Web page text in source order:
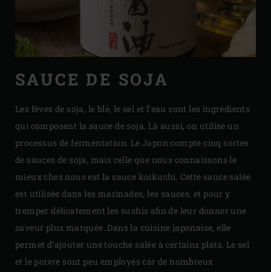
SAUCE DE SOJA
Les fèves de soja, le blé, le sel et l’eau sont les ingrédients
qui composent la sauce de soja. Là aussi, on utilise un
processus de fermentation. Le Japon compte cinq sortes
de sauces de soja, mais celle que nous connaissons le
mieux chez nous est la sauce koikuchi. Cette sauce salée
est utilisée dans les marinades, les sauces, et pour y
tremper délicatement les sushis afin de leur donner une
saveur plus marquée. Dans la cuisine japonaise, elle
permet d’ajouter une touche salée à certains plats. Le sel
et le poivre sont peu employés car de nombreux